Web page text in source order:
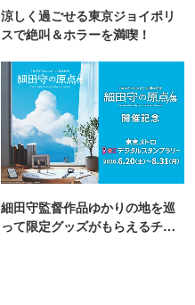
涼しく過ごせる東京ジョイポリ
スで絶叫＆ホラーを満喫！
細田守監督作品ゆかりの地を巡
って限定グッズがもらえるチャ